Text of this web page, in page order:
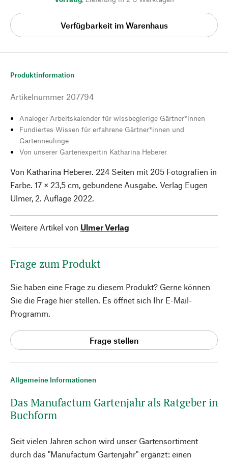
Verfügbarkeit im Warenhaus
Allgemeine Informationen
Das Manufactum Gartenjahr als Ratgeber in
Buchform
Seit vielen Jahren schon wird unser Gartensortiment
durch das "Manufactum Gartenjahr" ergänzt: einen
Produktinformation
Artikelnummer 207794
Analoger Arbeitskalender für wissbegierige Gärtner*innen
Fundiertes Wissen für erfahrene Gärtner*innen und
Gartenneulinge
Von unserer Gartenexpertin Katharina Heberer
Von Katharina Heberer. 224 Seiten mit 205 Fotografien in
Farbe. 17 × 23,5 cm, gebundene Ausgabe. Verlag Eugen
Ulmer, 2. Auflage 2022.
Weitere Artikel von Ulmer Verlag
Frage zum Produkt
Sie haben eine Frage zu diesem Produkt? Gerne können
Sie die Frage hier stellen. Es öffnet sich Ihr E-Mail-
Programm.
Frage stellen